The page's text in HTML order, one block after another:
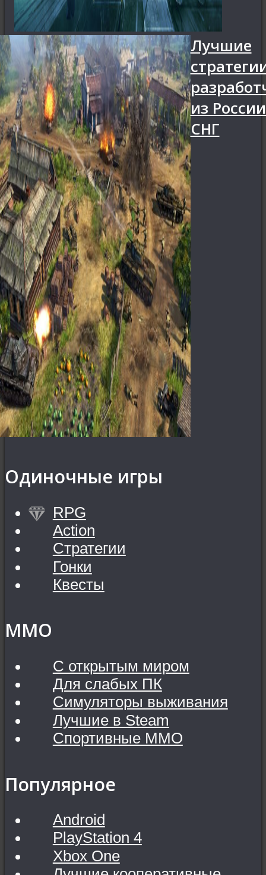
Лучшие
из
СНГ
Одиночные игры
RPG
Action
Стратегии
Гонки
Квесты
MMO
С открытым миром
Для слабых ПК
Симуляторы выживания
Лучшие в Steam
Спортивные MMO
Популярное
Android
PlayStation 4
Xbox One